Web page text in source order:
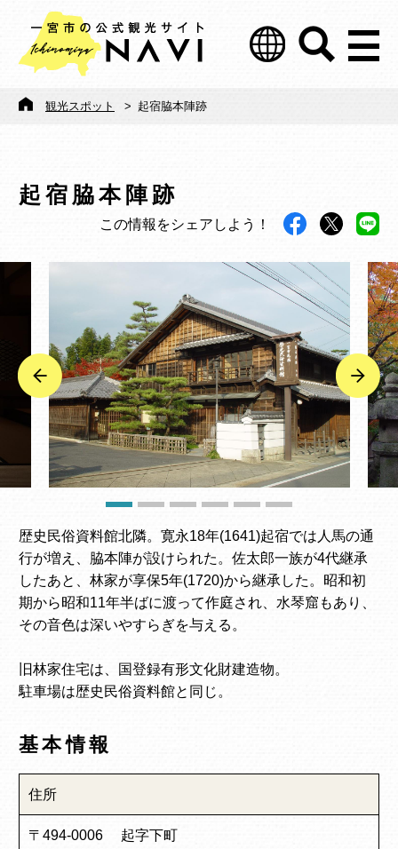
観光スポット > 起宿脇本陣跡
起宿脇本陣跡
この情報をシェアしよう！
歴史民俗資料館北隣。寛永18年(1641)起宿では人馬の通
行が増え、脇本陣が設けられた。佐太郎一族が4代継承
したあと、林家が享保5年(1720)から継承した。昭和初
期から昭和11年半ばに渡って作庭され、水琴窟もあり、
その音色は深いやすらぎを与える。
旧林家住宅は、国登録有形文化財建造物。
駐車場は歴史民俗資料館と同じ。
基本情報
住所
〒494-0006 起字下町